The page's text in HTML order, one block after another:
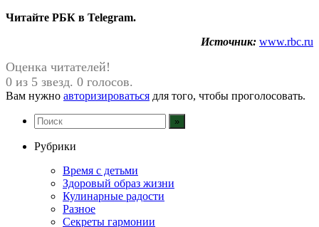
Читайте РБК в Telegram.
Источник: www.rbc.ru
Оценка читателей!
0 из 5 звезд. 0 голосов.
Вам нужно авторизироваться для того, чтобы проголосовать.
Рубрики
Время с детьми
Здоровый образ жизни
Кулинарные радости
Разное
Секреты гармонии